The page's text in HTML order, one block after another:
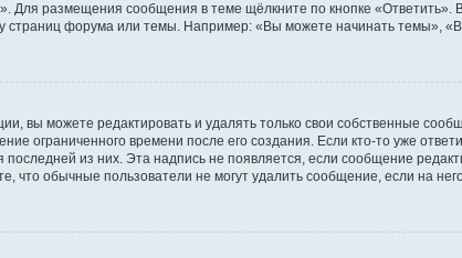
размещения сообщения в теме щёлкните по кнопке «Ответить».
страниц форума или темы. Например: «Вы можете начинать темы»,
вы можете редактировать и удалять только свои собственные
ограниченного времени после его создания. Если кто-то уже
последней из них. Эта надпись не появляется, если сообщение
что обычные пользователи не могут удалить сообщение, если на